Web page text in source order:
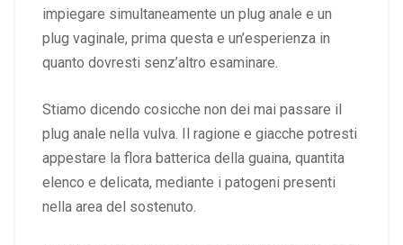
impiegare simultaneamente un plug anale e un
plug vaginale, prima questa e un’esperienza in
quanto dovresti senz’altro esaminare.
Stiamo dicendo cosicche non dei mai passare il
plug anale nella vulva. Il ragione e giacche potresti
appestare la flora batterica della guaina, quantita
elenco e delicata, mediante i patogeni presenti
nella area del sostenuto.